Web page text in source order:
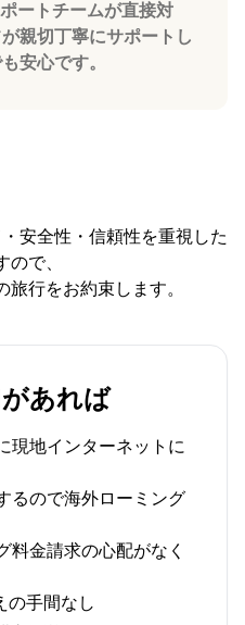
ートチームが直接対
親切丁寧にサポートし
安心です。
安全性・信頼性を重視した
で、
行をお約束します。
あれば
現地インターネットに
るので海外ローミング
料金請求の心配がなく
の手間なし